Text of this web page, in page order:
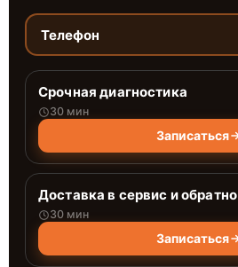
Телефон
Срочная диагностика
30 мин
Записаться
Доставка в сервис и обратно
30 мин
Записаться